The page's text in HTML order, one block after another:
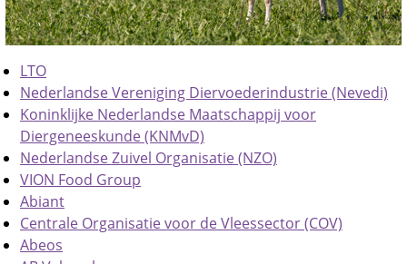
LTO
Nederlandse Vereniging Diervoederindustrie (Nevedi)
Koninklijke Nederlandse Maatschappij voor
Diergeneeskunde (KNMvD)
Nederlandse Zuivel Organisatie (NZO)
VION Food Group
Abiant
Centrale Organisatie voor de Vleessector (COV)
Abeos